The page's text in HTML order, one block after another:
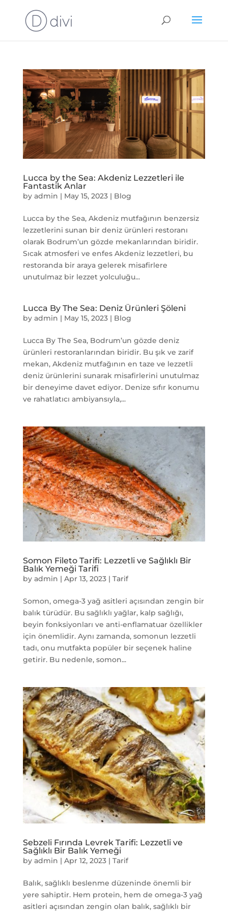
Lucca by the Sea: Akdeniz Lezzetleri ile
Fantastik Anlar
by admin | May 15, 2023| Blog
Lucca by the Sea, Akdeniz mutfağının benzersiz
lezzetlerini sunan bir deniz ürünleri restoranı
olarak Bodrum’un gözde mekanlarından biridir.
Sıcak atmosferi ve enfes Akdeniz lezzetleri, bu
restoranda bir araya gelerek misafirlere
unutulmaz bir lezzet yolculuğu...
Lucca By The Sea: Deniz Ürünleri Şöleni
by admin | May 15, 2023| Blog
Lucca By The Sea, Bodrum’un gözde deniz
ürünleri restoranlarından biridir. Bu şık ve zarif
mekan, Akdeniz mutfağının en taze ve lezzetli
deniz ürünlerini sunarak misafirlerini unutulmaz
bir deneyime davet ediyor. Denize sıfır konumu
ve rahatlatıcı ambiyansıyla,...
Somon Fileto Tarifi: Lezzetli ve Sağlıklı Bir
Balık Yemeği Tarifi
by admin | Apr 13, 2023| Tarif
Somon, omega-3 yağ asitleri açısından zengin bir
balık türüdür. Bu sağlıklı yağlar, kalp sağlığı,
beyin fonksiyonları ve anti-enflamatuar özellikler
için önemlidir. Aynı zamanda, somonun lezzetli
tadı, onu mutfakta popüler bir seçenek haline
getirir. Bu nedenle, somon...
Sebzeli Fırında Levrek Tarifi: Lezzetli ve
Sağlıklı Bir Balık Yemeği
by admin | Apr 12, 2023| Tarif
Balık, sağlıklı beslenme düzeninde önemli bir
yere sahiptir. Hem protein, hem de omega-3 yağ
asitleri açısından zengin olan balık, sağlıklı bir